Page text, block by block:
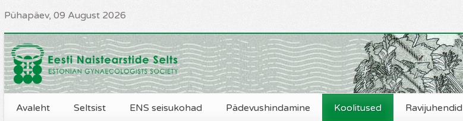
Pühapäev, 09 August 2026
Avaleht Seltsist ENS seisukohad Pädevushindamine Koolitused Ravijuhendid